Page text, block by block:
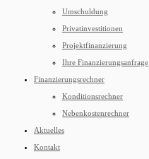
Umschuldung
Privatinvestitionen
Projektfinanzierung
Ihre Finanzierungsanfrage
Finanzierungsrechner
Konditionsrechner
Nebenkostenrechner
Aktuelles
Kontakt